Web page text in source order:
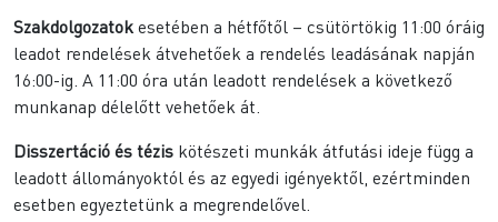
Szakdolgozatokesetében a hétfőtől – csütörtökig 11:00 óráig
leadot rendelések átvehetőek a rendelés leadásának napján
16:00-ig. A 11:00 óra után leadott rendelések a következő
munkanap délelőtt vehetőek át.
Disszertáció és tézis kötészeti munkák átfutási ideje függ a
leadott állományoktól és az egyedi igényektől, ezértminden
esetben egyeztetünk a megrendelővel.